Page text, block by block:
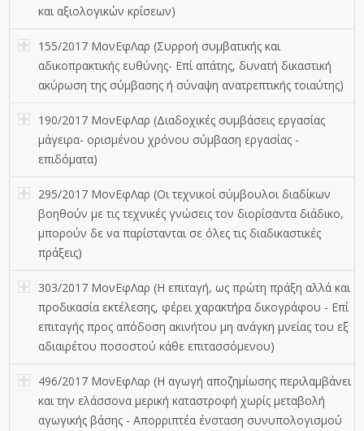
και αξιολογικών κρίσεων)
155/2017 ΜονΕφΛαρ (Συρροή συμβατικής και
αδικοπρακτικής ευθύνης- Επί απάτης, δυνατή δικαστική
ακύρωση της σύμβασης ή σύναψη ανατρεπτικής τοιαύτης)
190/2017 ΜονΕφΛαρ (Διαδοχικές συμβάσεις εργασίας
μάγειρα- ορισμένου χρόνου σύμβαση εργασίας -
επιδόματα)
295/2017 ΜονΕφΛαρ (Οι τεχνικοί σύμβουλοι διαδίκων
βοηθούν με τις τεχνικές γνώσεις τον διορίσαντα διάδικο,
μπορούν δε να παρίστανται σε όλες τις διαδικαστικές
πράξεις)
303/2017 ΜονΕφΛαρ (Η επιταγή, ως πρώτη πράξη αλλά και
προδικασία εκτέλεσης, φέρει χαρακτήρα δικογράφου - Επί
επιταγής προς απόδοση ακινήτου μη ανάγκη μνείας του εξ
αδιαιρέτου ποσοστού κάθε επιτασσόμενου)
496/2017 ΜονΕφΛαρ (Η αγωγή αποζημίωσης περιλαμβάνει
και την ελάσσονα μερική καταστροφή χωρίς μεταβολή
αγωγικής βάσης - Απορριπτέα ένσταση συνυπολογισμού